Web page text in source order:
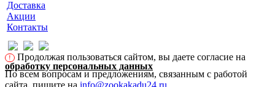
Доставка
Акции
Контакты
!
Продолжая пользоваться сайтом, вы даете согласие на
обработку персональных данных
По всем вопросам и предложениям, связанным с работой